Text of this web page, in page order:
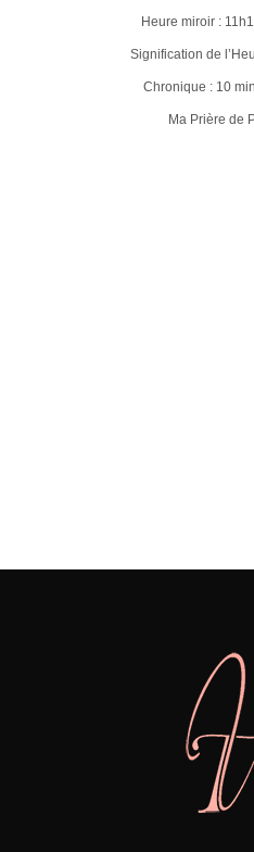
Heure miroir :
Signification de
Chronique : 10
Ma Prière de